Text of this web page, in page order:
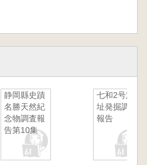
静岡縣史蹟
名勝天然紀
念物調査報
告第10集
七和2号窯
址発掘調査
報告